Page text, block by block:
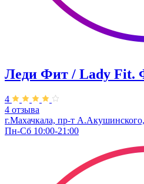
Леди Фит / Lady Fit.
4
4 отзыва
г.Махачкала, пр-т
Пн-Сб 10:00-21:00